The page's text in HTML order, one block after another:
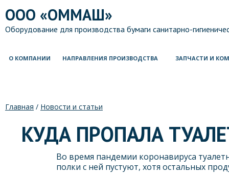
ООО «ОММАШ»
Оборудование для производства бумаги санитарно-
О КОМПАНИИ НАПРАВЛЕНИЯ ПРОИЗВОДСТВА ЗАПЧАСТИ И
Главная / Новости и статьи
КУДА ПРОПАЛА
Во время пандемии коронавируса
полки с ней пустуют, хотя остальных